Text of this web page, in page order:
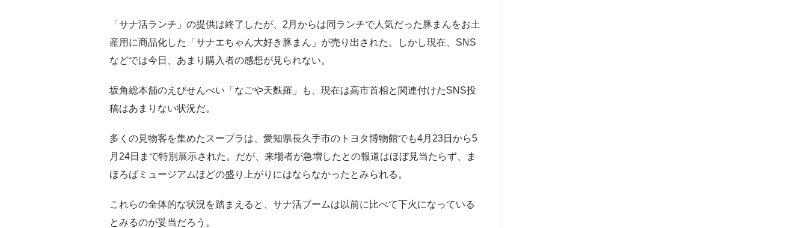
「サナ活ランチ」の提供は終了したが、2月からは同ランチで人気だった豚まんをお土
産用に商品化した「サナエちゃん大好き豚まん」が売り出された。しかし現在、SNS
などでは今日、あまり購入者の感想が見られない。
坂角総本舗のえびせんべい「なごや天麩羅」も、現在は高市首相と関連付けたSNS投
稿はあまりない状況だ。
多くの見物客を集めたスープラは、愛知県長久手市のトヨタ博物館でも4月23日から5
月24日まで特別展示された。だが、来場者が急増したとの報道はほぼ見当たらず、ま
ほろばミュージアムほどの盛り上がりにはならなかったとみられる。
これらの全体的な状況を踏まえると、サナ活ブームは以前に比べて下火になっている
とみるのが妥当だろう。